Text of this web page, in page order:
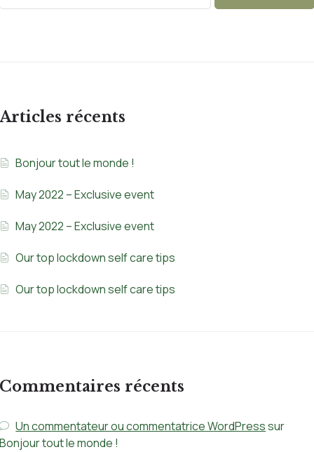
Articles récents
Bonjour tout le monde !
May 2022 – Exclusive event
May 2022 – Exclusive event
Our top lockdown self care tips
Our top lockdown self care tips
Commentaires récents
Un commentateur ou commentatrice WordPresssur
Bonjour tout le monde !